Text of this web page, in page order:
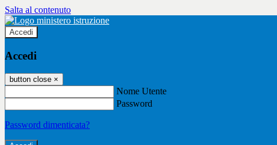
Salta al contenuto
Accedi
Accedi
button close ×
Nome Utente
Password
Password dimenticata?